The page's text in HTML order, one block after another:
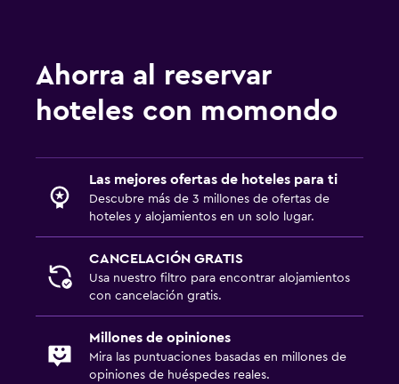
Ahorra al reservar
hoteles con momondo
Las mejores ofertas de hoteles para ti
Descubre más de 3 millones de ofertas de
hoteles y alojamientos en un solo lugar.
CANCELACIÓN GRATIS
Usa nuestro filtro para encontrar alojamientos
con cancelación gratis.
Millones de opiniones
Mira las puntuaciones basadas en millones de
opiniones de huéspedes reales.